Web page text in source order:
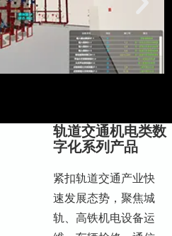
轨道交通机电类数
字化系列产品
紧扣轨道交通产业快
速发展态势，聚焦城
轨、高铁机电设备运